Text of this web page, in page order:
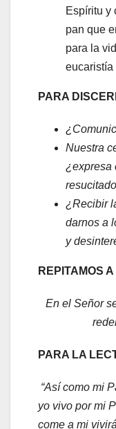
Espíritu y
pan que
para la
eucaristía
PARA
Nuestra
¿expresa
¿Recibir
darnos a
y
REPITAMOS
En el Señor
PARA LA
“Así como mi
yo vivo por mi
come a mi